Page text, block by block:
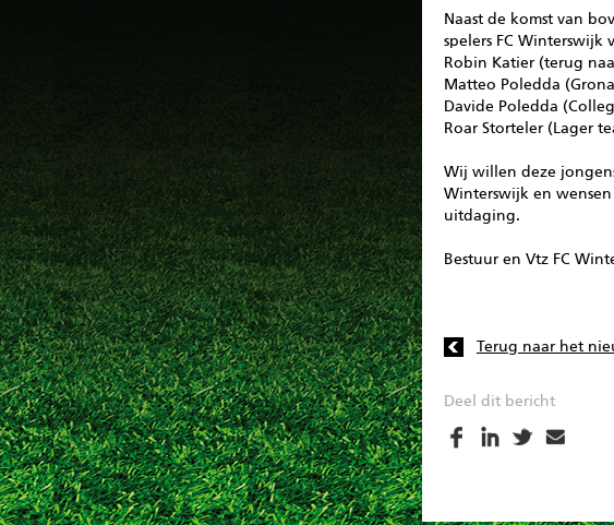
Naast de komst van
spelers FC Winterswijk
Robin Katier (terug
Matteo Poledda
Davide Poledda
Roar Storteler (Lager
Wij willen deze
Winterswijk en
uitdaging.
Bestuur en Vtz FC
Terug naar het
Deel dit bericht